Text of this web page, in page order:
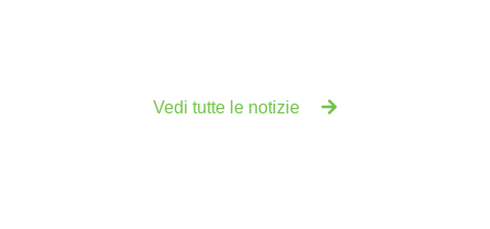
Vedi tutte le notizie